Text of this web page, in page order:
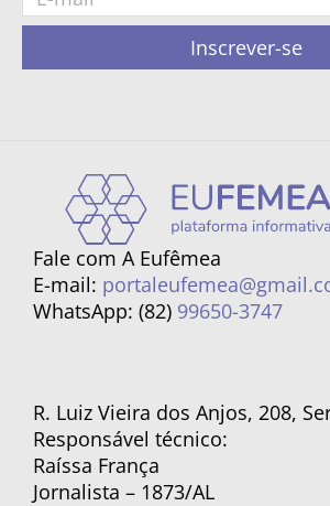
Inscrever-se
Fale com A Eufêmea
E-mail:
WhatsApp: (82) 99650-3747
R. Luiz Vieira dos Anjos, 208,
Responsável técnico:
Raíssa França
Jornalista – 1873/AL